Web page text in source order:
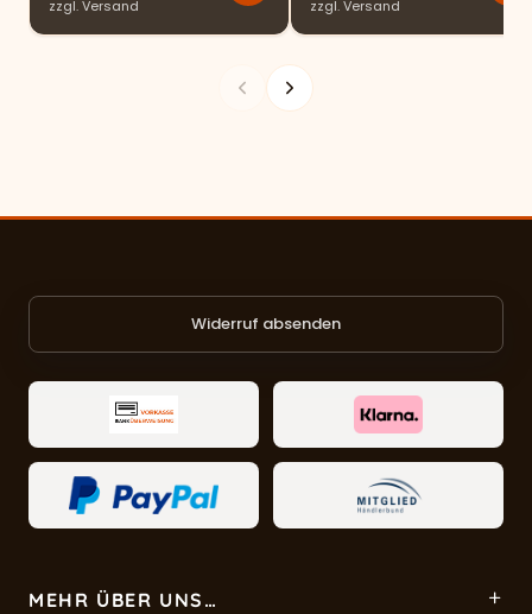
zzgl.Versand
zzgl.Versand
Widerruf absenden
MEHR ÜBER UNS…